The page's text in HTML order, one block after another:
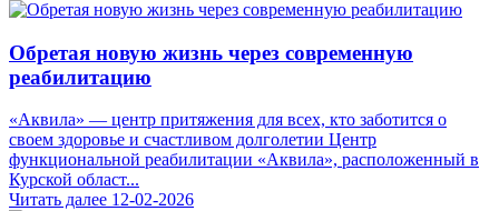
Обретая новую жизнь через современную
реабилитацию
«Аквила» — центр притяжения для всех, кто заботится о
своем здоровье и счастливом долголетии Центр
функциональной реабилитации «Аквила», расположенный в
Курской област...
Читать далее 12-02-2026